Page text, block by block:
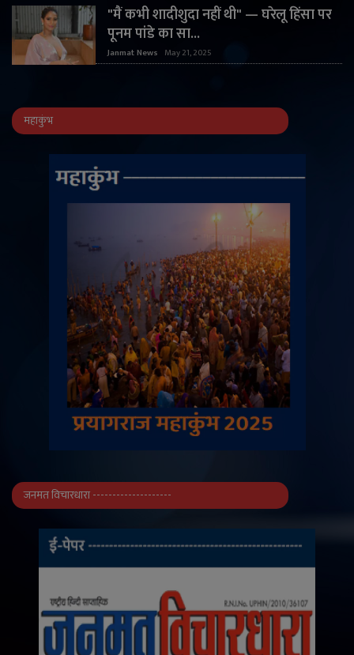
"मैं कभी शादीशुदा नहीं थी" — घरेलू हिंसा पर
पूनम पांडे का सा...
Janmat News May 21, 2025
महाकुंभ
जनमत विचारधारा --------------------